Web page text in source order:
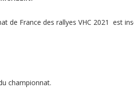
de France des rallyes VHC 2021 est
championnat.